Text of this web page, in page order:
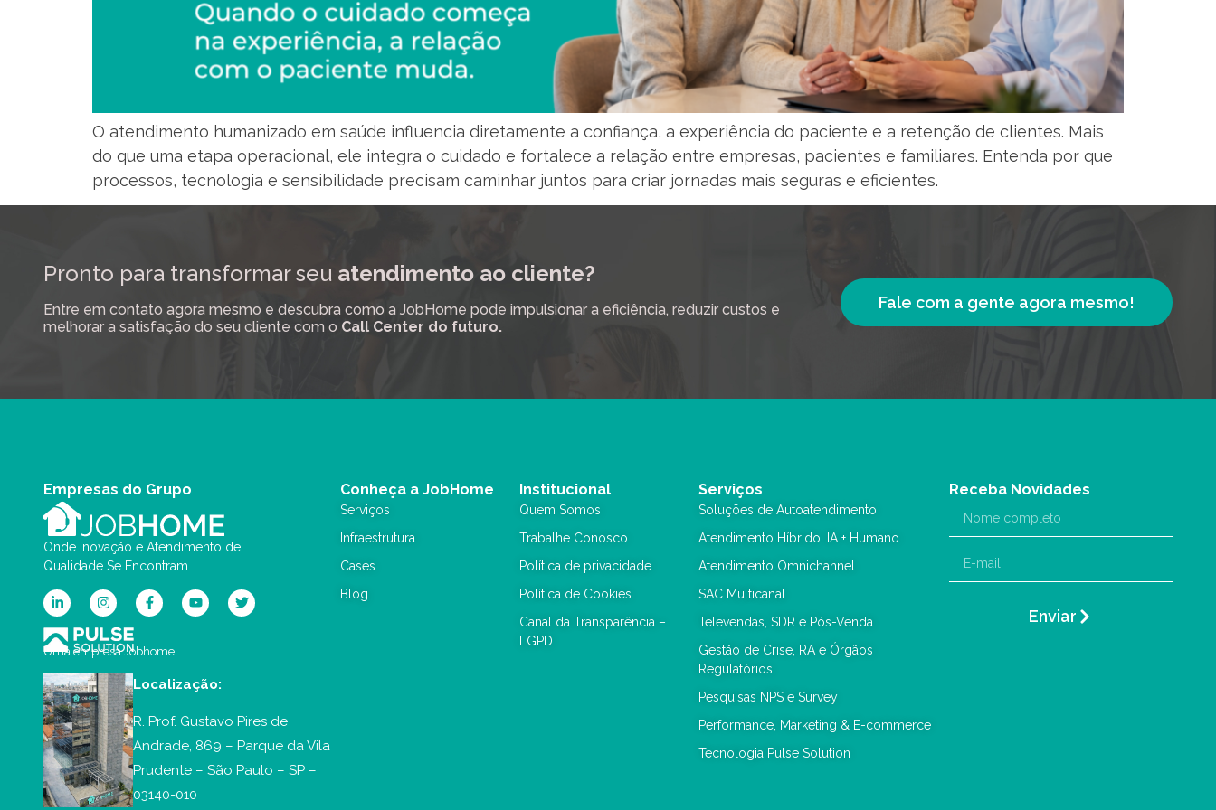
O atendimento humanizado em saúde influencia diretamente a confiança, a experiência do paciente e a retenção de clientes. Mais
do que uma etapa operacional, ele integra o cuidado e fortalece a relação entre empresas, pacientes e familiares. Entenda por que
processos, tecnologia e sensibilidade precisam caminhar juntos para criar jornadas mais seguras e eficientes.
Pronto para transformar seu atendimento ao cliente?
Entre em contato agora mesmo e descubra como a JobHome pode impulsionar a eficiência, reduzir custos e
melhorar a satisfação do seu cliente com o Call Center do futuro.
Fale com a gente agora mesmo!
Empresas do Grupo
Onde Inovação e Atendimento de
Qualidade Se Encontram.
Uma empresa Jobhome
Localização:
R. Prof. Gustavo Pires de
Andrade, 869 – Parque da Vila
Prudente – São Paulo – SP –
03140-010
Conheça a JobHome
Serviços
Infraestrutura
Cases
Blog
Institucional
Quem Somos
Trabalhe Conosco
Política de privacidade
Política de Cookies
Canal da Transparência –
LGPD
Serviços
Soluções de Autoatendimento
Atendimento Híbrido: IA + Humano
Atendimento Omnichannel
SAC Multicanal
Televendas, SDR e Pós-Venda
Gestão de Crise, RA e Órgãos
Regulatórios
Pesquisas NPS e Survey
Performance, Marketing & E-commerce
Tecnologia Pulse Solution
Receba Novidades
Enviar